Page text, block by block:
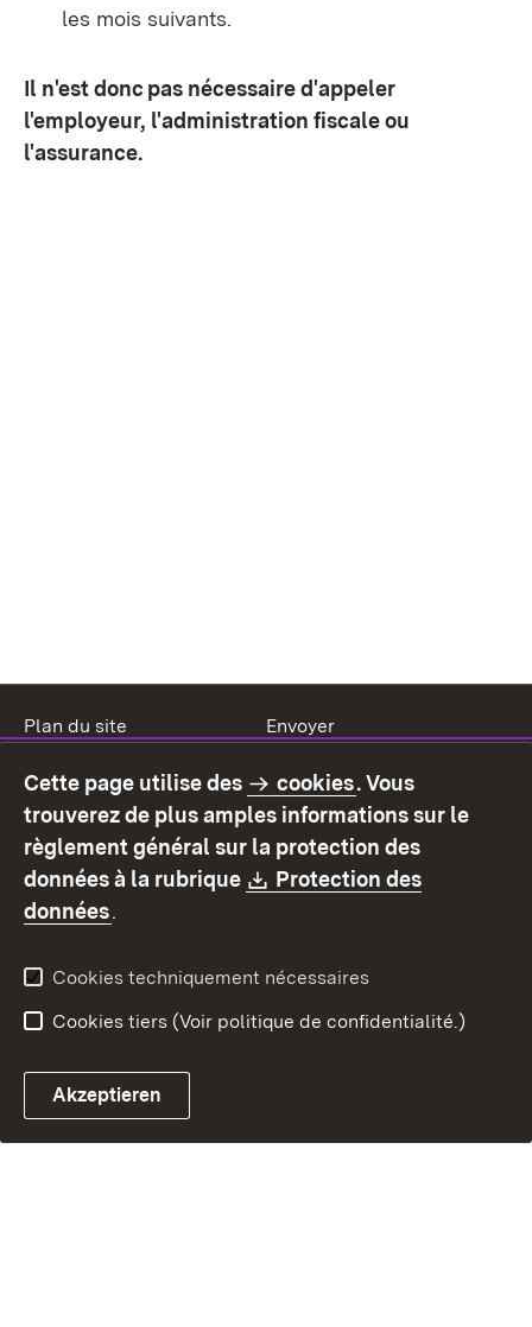
les mois suivants.
Il n'est donc pas nécessaire d'appeler
l'employeur, l'administration fiscale ou
l'assurance.
Plan du site
Envoyer
Mode d'emploi
Déclaration sur
l'accessibilité
Contact
Signaler un lien brisé
Cette page utilise des cookies. Vous
trouverez de plus amples informations sur le
règlement général sur la protection des
données à la rubrique
Download:
Protection des
données.
Cookies techniquement nécessaires
Cookies tiers (Voir politique de confidentialité.)
Akzeptieren